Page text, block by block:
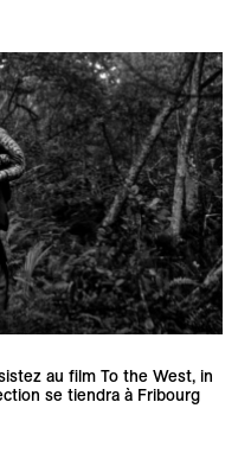
au film To the West, in
se tiendra à Fribourg